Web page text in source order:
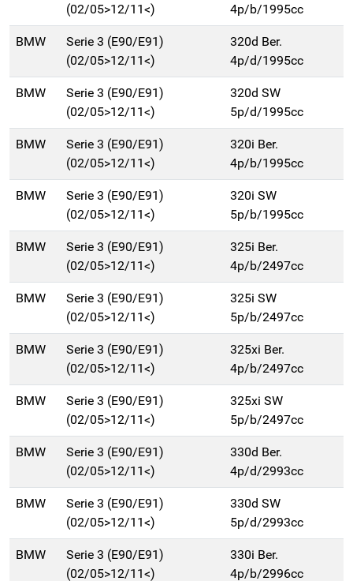
(02/05>12/11<)
4p/b/1995cc
BMW
Serie 3 (E90/E91)
(02/05>12/11<)
320d Ber.
4p/d/1995cc
BMW
Serie 3 (E90/E91)
(02/05>12/11<)
320d SW
5p/d/1995cc
BMW
Serie 3 (E90/E91)
(02/05>12/11<)
320i Ber.
4p/b/1995cc
BMW
Serie 3 (E90/E91)
(02/05>12/11<)
320i SW
5p/b/1995cc
BMW
Serie 3 (E90/E91)
(02/05>12/11<)
325i Ber.
4p/b/2497cc
BMW
Serie 3 (E90/E91)
(02/05>12/11<)
325i SW
5p/b/2497cc
BMW
Serie 3 (E90/E91)
(02/05>12/11<)
325xi Ber.
4p/b/2497cc
BMW
Serie 3 (E90/E91)
(02/05>12/11<)
325xi SW
5p/b/2497cc
BMW
Serie 3 (E90/E91)
(02/05>12/11<)
330d Ber.
4p/d/2993cc
BMW
Serie 3 (E90/E91)
(02/05>12/11<)
330d SW
5p/d/2993cc
BMW
Serie 3 (E90/E91)
(02/05>12/11<)
330i Ber.
4p/b/2996cc